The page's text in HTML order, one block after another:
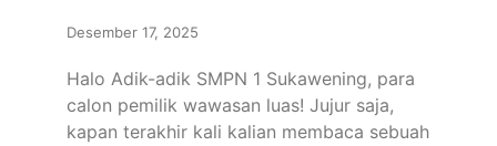
Desember 17, 2025
Halo Adik-adik SMPN 1 Sukawening, para
calon pemilik wawasan luas! Jujur saja,
kapan terakhir kali kalian membaca sebuah